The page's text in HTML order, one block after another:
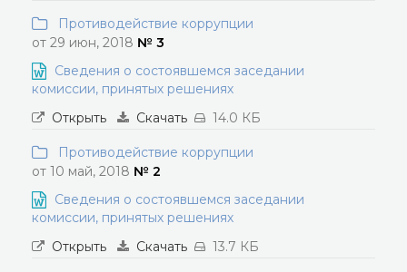
Противодействие коррупции
от 29 июн, 2018 № 3
Сведения о состоявшемся заседании
комиссии, принятых решениях
Открыть
Скачать 14.0 КБ
Противодействие коррупции
от 10 май, 2018 № 2
Сведения о состоявшемся заседании
комиссии, принятых решениях
Открыть
Скачать 13.7 КБ